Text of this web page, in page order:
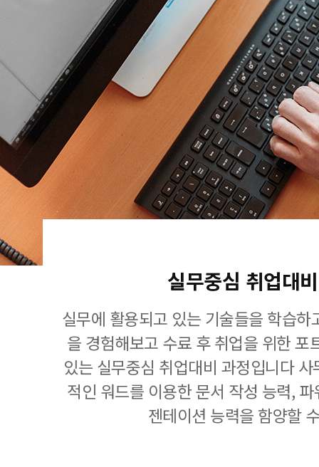
실무중심 취업대
실무에 활용되고 있는 기술들을 학습
을 경험해보고 수료 후 취업을 위한 포
있는 실무중심 취업대비 과정입니다
적인 워드를 이용한 문서 작성 능력,
젠테이션 능력을 함양할